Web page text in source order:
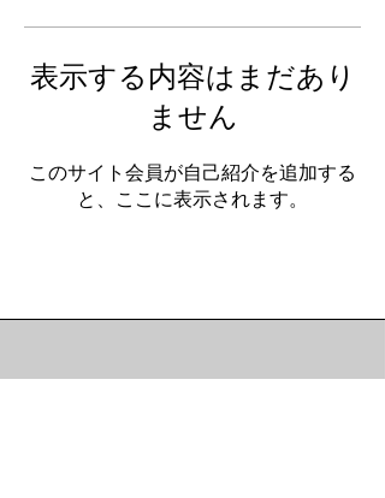
表示する内容はまだあり
ません
このサイト会員が自己紹介を追加する
と、ここに表示されます。